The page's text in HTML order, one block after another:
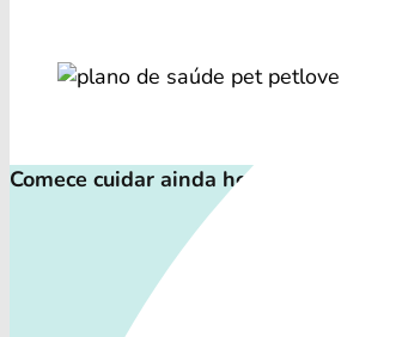
Comece cuidar ainda hoje!
Plano